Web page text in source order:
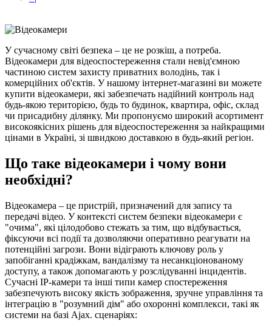
У сучасному світі безпека – це не розкіш, а потреба.
Відеокамери для відеоспостереження стали невід'ємною
частиною систем захисту приватних володінь, так і
комерційних об'єктів. У нашому інтернет-магазині ви можете
купити відеокамери, які забезпечать надійний контроль над
будь-якою територією, будь то будинок, квартира, офіс, склад
чи присадибну ділянку. Ми пропонуємо широкий асортимент
високоякісних рішень для відеоспостереження за найкращими
цінами в Україні, зі швидкою доставкою в будь-який регіон.
Що таке відеокамери і чому вони
необхідні?
Відеокамера – це пристрій, призначений для запису та
передачі відео. У контексті систем безпеки відеокамери є
"очима", які цілодобово стежать за тим, що відбувається,
фіксуючи всі події та дозволяючи оперативно реагувати на
потенційні загрози. Вони відіграють ключову роль у
запобіганні крадіжкам, вандалізму та несанкціонованому
доступу, а також допомагають у розслідуванні інцидентів.
Сучасні IP-камери та інші типи камер спостереження
забезпечують високу якість зображення, зручне управління та
інтеграцію в "розумний дім" або охоронні комплекси, такі як
системи на базі Ajax. сценаріях: